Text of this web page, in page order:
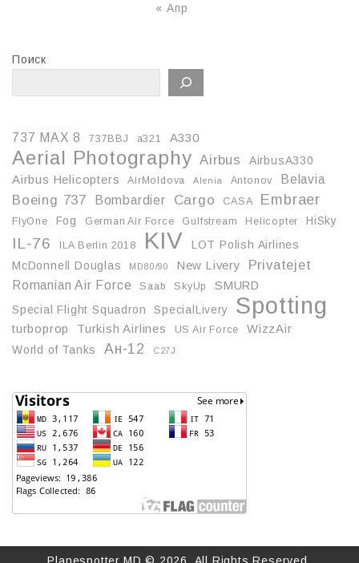
« Апр
Поиск
737 MAX 8 737BBJ a321 A330
Aerial Photography Airbus
AirbusA330
Airbus Helicopters
AirMoldova Alenia Antonov Belavia
Boeing 737 Bombardier Cargo CASA Embraer
FlyOne Fog German Air Force Gulfstream Helicopter HiSky
IL-76 ILA Berlin 2018 KIV
LOT Polish Airlines
McDonnell Douglas
MD80/90 New Livery Privatejet
Romanian Air Force Saab SkyUp
SMURD
Special Flight Squadron
SpecialLivery Spotting
turboprop Turkish Airlines US Air Force
WizzAir
World of Tanks
Ан-12 С27J